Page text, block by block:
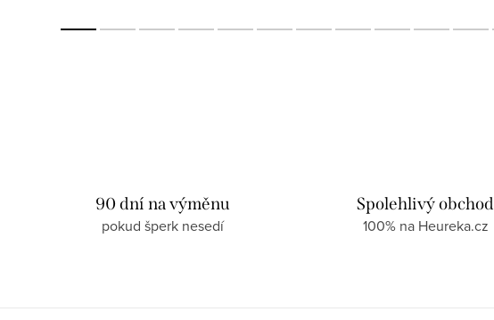
90 dní na výměnu
pokud šperk nesedí
Spolehlivý obchod
100% na Heureka.cz